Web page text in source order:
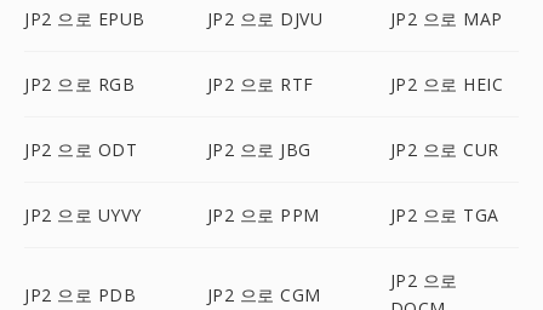
JP2 으로 EPUB JP2 으로 DJVU JP2 으로 MAP
JP2 으로 RGB JP2 으로 RTF JP2 으로 HEIC
JP2 으로 ODT JP2 으로 JBG JP2 으로 CUR
JP2 으로 UYVY JP2 으로 PPM JP2 으로 TGA
JP2 으로 PDB JP2 으로 CGM
JP2 으로